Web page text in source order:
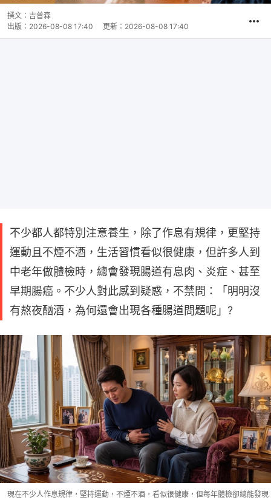
撰文： 吉普森
出版： 2026-08-08 17:40 更新： 2026-08-08 17:40
不少都人都特別注意養生，除了作息有規律，更堅持
運動且不煙不酒，生活習慣看似很健康，但許多人到
中老年做體檢時，總會發現腸道有息肉、炎症、甚至
早期腸癌。不少人對此感到疑惑，不禁問：「明明沒
有熬夜酗酒，為何還會出現各種腸道問題呢」?
現在不少人作息規律，堅持運動，不煙不酒，看似很健康，但每年體檢卻總能發現